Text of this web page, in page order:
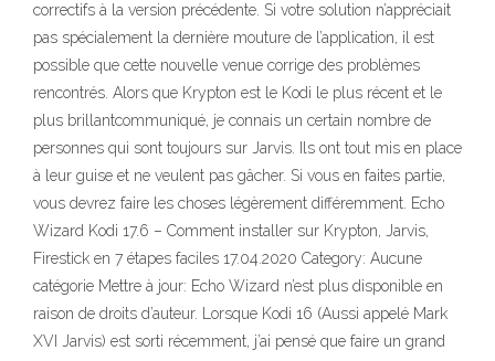
correctifs à la version précédente. Si votre solution n’appréciait
pas spécialement la dernière mouture de l’application, il est
possible que cette nouvelle venue corrige des problèmes
rencontrés. Alors que Krypton est le Kodi le plus récent et le
plus brillantcommuniqué, je connais un certain nombre de
personnes qui sont toujours sur Jarvis. Ils ont tout mis en place
à leur guise et ne veulent pas gâcher. Si vous en faites partie,
vous devrez faire les choses légèrement différemment. Echo
Wizard Kodi 17.6 – Comment installer sur Krypton, Jarvis,
Firestick en 7 étapes faciles 17.04.2020 Category: Aucune
catégorie Mettre à jour: Echo Wizard n’est plus disponible en
raison de droits d’auteur. Lorsque Kodi 16 (Aussi appelé Mark
XVI Jarvis) est sorti récemment, j’ai pensé que faire un grand